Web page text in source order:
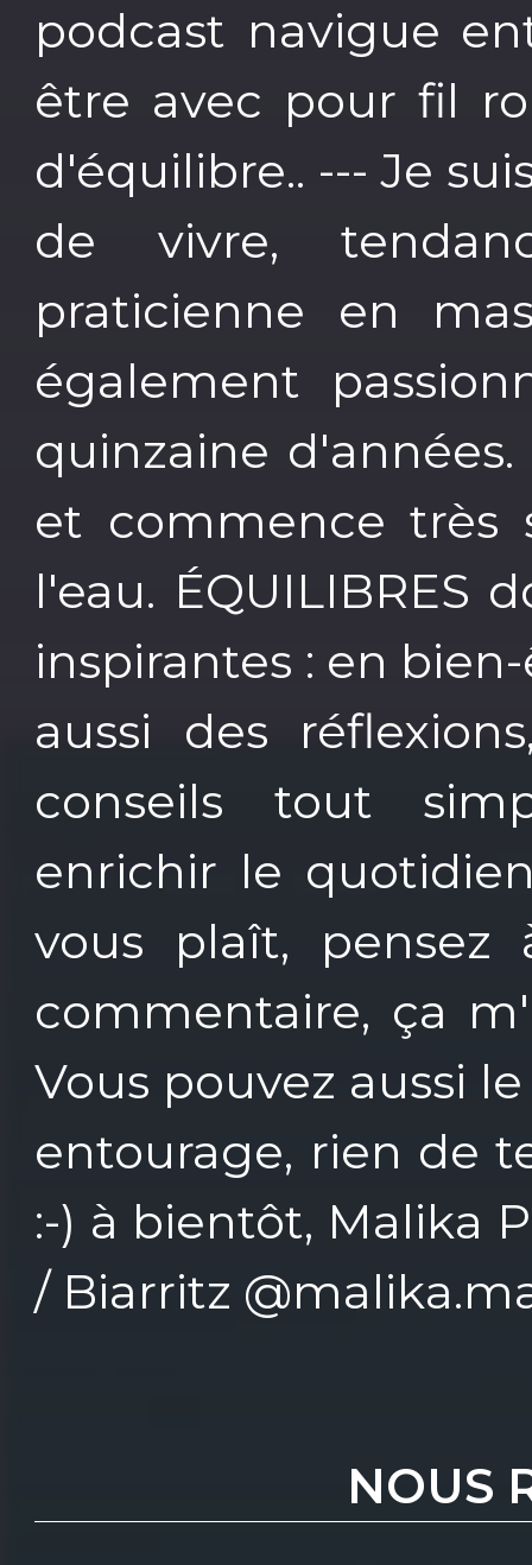
podcast navigue
être avec pour fil
d'équilibre.. --- Je
de vivre,
praticienne en
également
quinzaine
et commence très
l'eau. ÉQUILIBRES
inspirantes : en
aussi des
conseils tout
enrichir le
vous plaît,
commentaire, ça
Vous pouvez aussi
entourage, rien de
:-) à bientôt, Malika
/ Biarritz
NOUS